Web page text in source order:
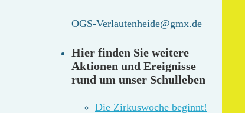
OGS-Verlautenheide@gmx.de
Hier finden Sie weitere
Aktionen und Ereignisse
rund um unser Schulleben
Die Zirkuswoche beginnt!